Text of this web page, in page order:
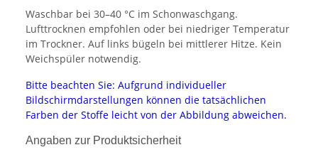
Waschbar bei 30–40 °C im Schonwaschgang.
Lufttrocknen empfohlen oder bei niedriger Temperatur
im Trockner. Auf links bügeln bei mittlerer Hitze. Kein
Weichspüler notwendig.
Bitte beachten Sie: Aufgrund individueller
Bildschirmdarstellungen können die tatsächlichen
Farben der Stoffe leicht von der Abbildung abweichen.
Angaben zur Produktsicherheit